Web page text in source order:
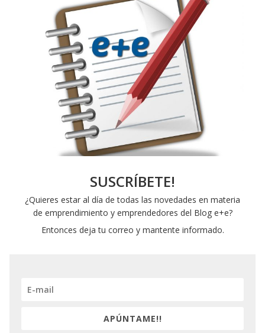
SUSCRÍBETE!
¿Quieres estar al día de todas las novedades en materia
de emprendimiento y emprendedores del Blog e+e?
Entonces deja tu correo y mantente informado.
APÚNTAME!!